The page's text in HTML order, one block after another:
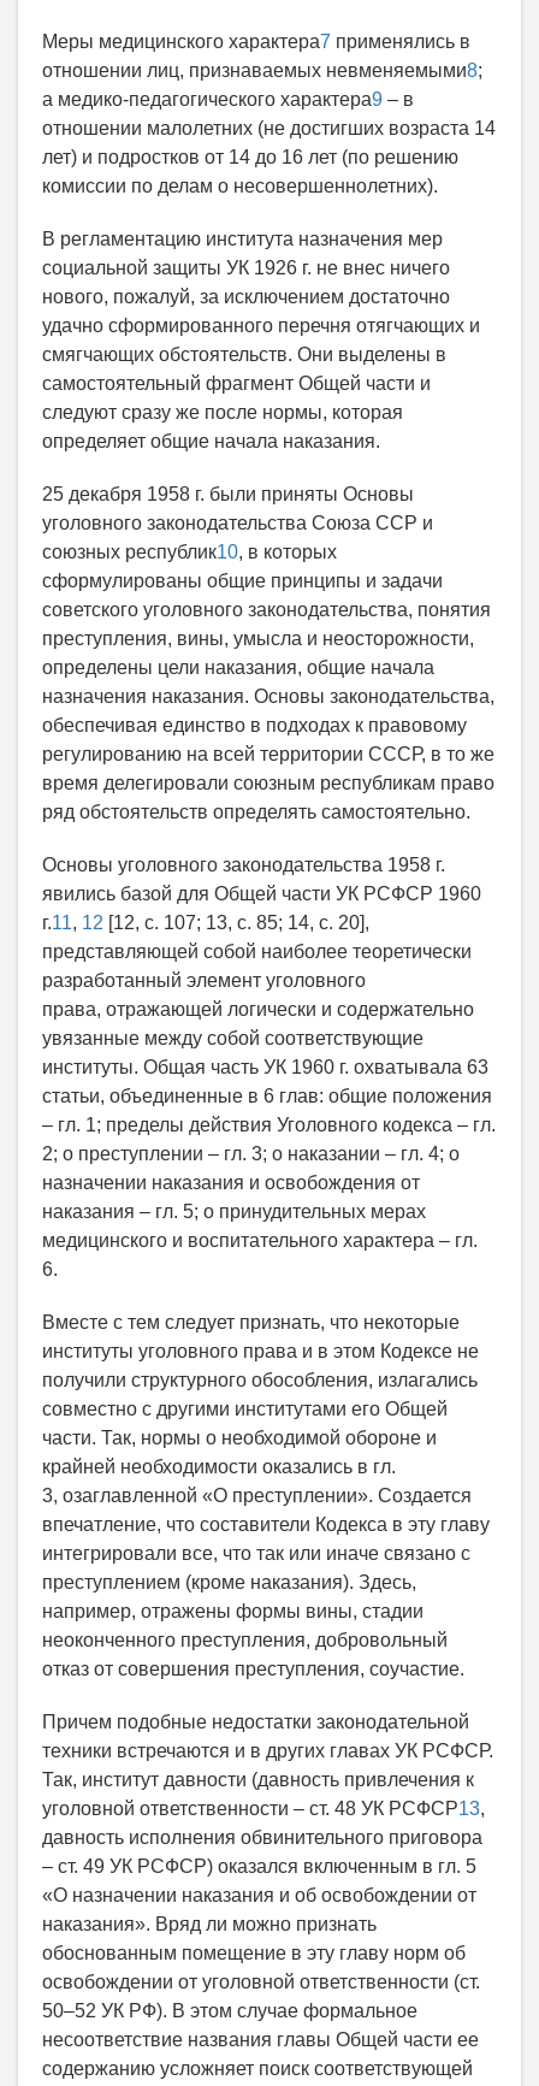
Меры медицинского характера7 применялись в
отношении лиц, признаваемых невменяемыми8;
а медико-педагогического характера9 – в
отношении малолетних (не достигших возраста 14
лет) и подростков от 14 до 16 лет (по решению
комиссии по делам о несовершеннолетних).
В регламентацию института назначения мер
социальной защиты УК 1926 г. не внес ничего
нового, пожалуй, за исключением достаточно
удачно сформированного перечня отягчающих и
смягчающих обстоятельств. Они выделены в
самостоятельный фрагмент Общей части и
следуют сразу же после нормы, которая
определяет общие начала наказания.
25 декабря 1958 г. были приняты Основы
уголовного законодательства Союза ССР и
союзных республик10, в которых
сформулированы общие принципы и задачи
советского уголовного законодательства, понятия
преступления, вины, умысла и неосторожности,
определены цели наказания, общие начала
назначения наказания. Основы законодательства,
обеспечивая единство в подходах к правовому
регулированию на всей территории СССР, в то же
время делегировали союзным республикам право
ряд обстоятельств определять самостоятельно.
Основы уголовного законодательства 1958 г.
явились базой для Общей части УК РСФСР 1960
г.11, 12 [12, с. 107; 13, с. 85; 14, с. 20],
представляющей собой наиболее теоретически
разработанный элемент уголовного
права, отражающей логически и содержательно
увязанные между собой соответствующие
институты. Общая часть УК 1960 г. охватывала 63
статьи, объединенные в 6 глав: общие положения
– гл. 1; пределы действия Уголовного кодекса – гл.
2; о преступлении – гл. 3; о наказании – гл. 4; о
назначении наказания и освобождения от
наказания – гл. 5; о принудительных мерах
медицинского и воспитательного характера – гл.
6.
Вместе с тем следует признать, что некоторые
институты уголовного права и в этом Кодексе не
получили структурного обособления, излагались
совместно с другими институтами его Общей
части. Так, нормы о необходимой обороне и
крайней необходимости оказались в гл.
3, озаглавленной «О преступлении». Создается
впечатление, что составители Кодекса в эту главу
интегрировали все, что так или иначе связано с
преступлением (кроме наказания). Здесь,
например, отражены формы вины, стадии
неоконченного преступления, добровольный
отказ от совершения преступления, соучастие.
Причем подобные недостатки законодательной
техники встречаются и в других главах УК РСФСР.
Так, институт давности (давность привлечения к
уголовной ответственности – ст. 48 УК РСФСР13,
давность исполнения обвинительного приговора
– ст. 49 УК РСФСР) оказался включенным в гл. 5
«О назначении наказания и об освобождении от
наказания». Вряд ли можно признать
обоснованным помещение в эту главу норм об
освобождении от уголовной ответственности (ст.
50–52 УК РФ). В этом случае формальное
несоответствие названия главы Общей части ее
содержанию усложняет поиск соответствующей